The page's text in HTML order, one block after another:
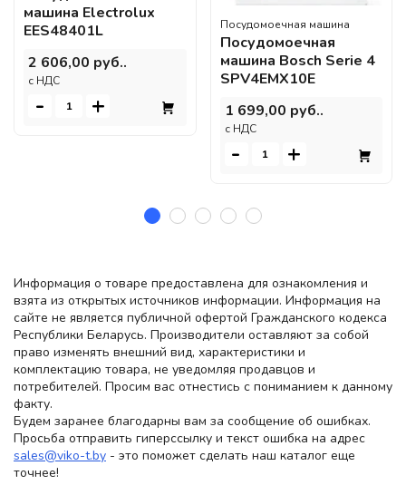
машина Electrolux
EES48401L
2 606,00 руб..
c НДС
- +
Посудомоечная машина
Посудомоечная
машина Bosch Serie 4
SPV4EMX10E
1 699,00 руб..
c НДС
- +
Информация о товаре предоставлена для ознакомления и
взята из открытых источников информации. Информация на
сайте не является публичной офертой Гражданского кодекса
Республики Беларусь. Производители оставляют за собой
право изменять внешний вид, характеристики и
комплектацию товара, не уведомляя продавцов и
потребителей. Просим вас отнестись с пониманием к данному
факту.
Будем заранее благодарны вам за сообщение об ошибках.
Просьба отправить гиперссылку и текст ошибка на адрес
sales@viko-t.by - это поможет сделать наш каталог еще
точнее!